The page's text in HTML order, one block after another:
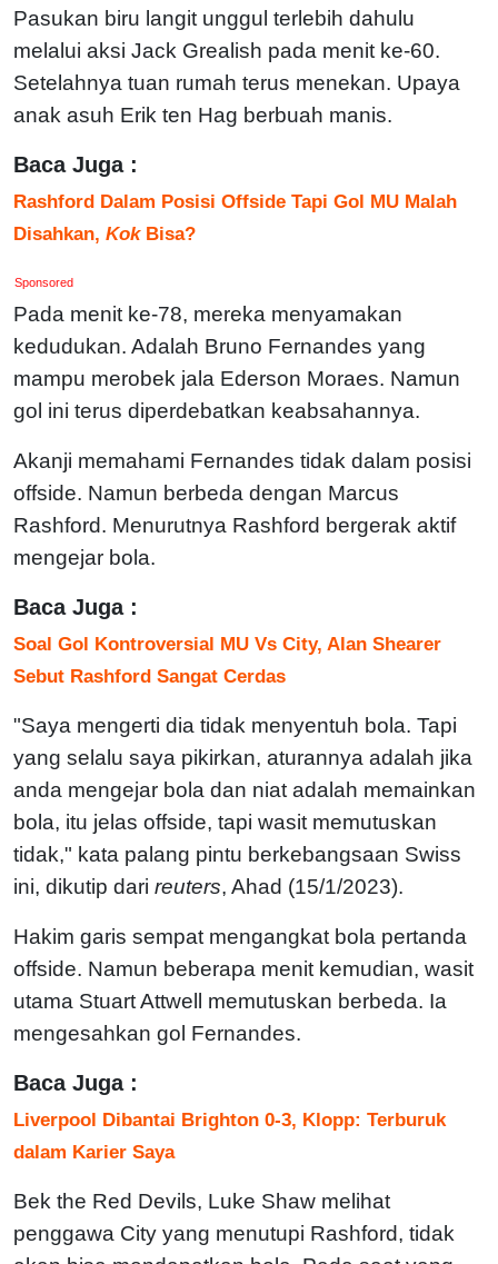
Pasukan biru langit unggul terlebih dahulu
melalui aksi Jack Grealish pada menit ke-60.
Setelahnya tuan rumah terus menekan. Upaya
anak asuh Erik ten Hag berbuah manis.
Baca Juga :
Rashford Dalam Posisi Offside Tapi Gol MU Malah
Disahkan, KokBisa?
Sponsored
Pada menit ke-78, mereka menyamakan
kedudukan. Adalah Bruno Fernandes yang
mampu merobek jala Ederson Moraes. Namun
gol ini terus diperdebatkan keabsahannya.
Akanji memahami Fernandes tidak dalam posisi
offside. Namun berbeda dengan Marcus
Rashford. Menurutnya Rashford bergerak aktif
mengejar bola.
Baca Juga :
Soal Gol Kontroversial MU Vs City, Alan Shearer
Sebut Rashford Sangat Cerdas
"Saya mengerti dia tidak menyentuh bola. Tapi
yang selalu saya pikirkan, aturannya adalah jika
anda mengejar bola dan niat adalah memainkan
bola, itu jelas offside, tapi wasit memutuskan
tidak," kata palang pintu berkebangsaan Swiss
ini, dikutip dari reuters, Ahad (15/1/2023).
Hakim garis sempat mengangkat bola pertanda
offside. Namun beberapa menit kemudian, wasit
utama Stuart Attwell memutuskan berbeda. Ia
mengesahkan gol Fernandes.
Baca Juga :
Liverpool Dibantai Brighton 0-3, Klopp: Terburuk
dalam Karier Saya
Bek the Red Devils, Luke Shaw melihat
penggawa City yang menutupi Rashford, tidak